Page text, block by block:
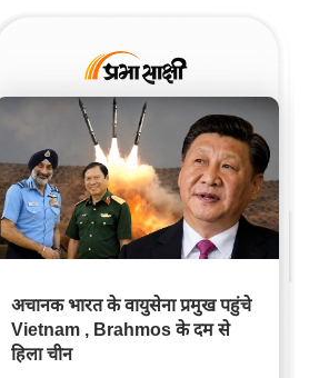
अचानक भारत के वायुसेना प्रमुख पहुंचे
Vietnam , Brahmos के दम से
हिला चीन